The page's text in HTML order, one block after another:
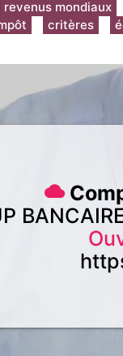
revenus mondiaux
critères